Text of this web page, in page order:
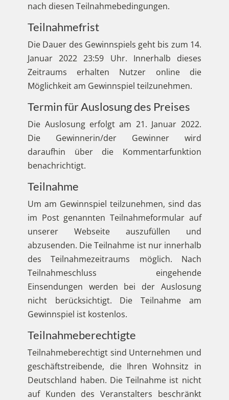
nach diesen Teilnahmebedingungen.
Teilnahmefrist
Die Dauer des Gewinnspiels geht bis zum 14.
Januar 2022 23:59 Uhr. Innerhalb dieses
Zeitraums erhalten Nutzer online die
Möglichkeit am Gewinnspiel teilzunehmen.
Termin für Auslosung des Preises
Die Auslosung erfolgt am 21. Januar 2022.
Die Gewinnerin/der Gewinner wird
daraufhin über die Kommentarfunktion
benachrichtigt.
Teilnahme
Um am Gewinnspiel teilzunehmen, sind das
im Post genannten Teilnahmeformular auf
unserer Webseite auszufüllen und
abzusenden. Die Teilnahme ist nur innerhalb
des Teilnahmezeitraums möglich. Nach
Teilnahmeschluss eingehende
Einsendungen werden bei der Auslosung
nicht berücksichtigt. Die Teilnahme am
Gewinnspiel ist kostenlos.
Teilnahmeberechtigte
Teilnahmeberechtigt sind Unternehmen und
geschäftstreibende, die Ihren Wohnsitz in
Deutschland haben. Die Teilnahme ist nicht
auf Kunden des Veranstalters beschränkt